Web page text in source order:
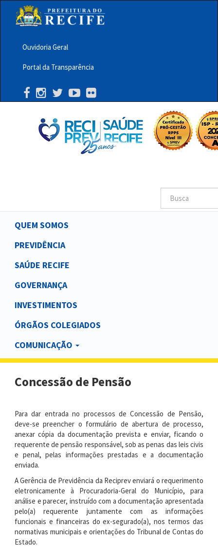
principalMenu
Barra
Topo
PCR
Ouvidoria Geral
Portal da Transparência
Buscar
Main
navigation
QUEM SOMOS
PREVIDÊNCIA
SAÚDE RECIFE
GOVERNANÇA
INVESTIMENTOS
ÓRGÃOS COLEGIADOS
COMUNICAÇÃO
Concessão de Pensão
Para dar entrada no processos de Concessão de Pensão,
deve-se preencher o formulário de abertura de processo,
anexar cópia da documentação prevista e enviar, ficando o
requerente de pensão responsável, sob as penas das leis civis
e penal, pelas informações prestadas e a documentação
enviada.
A Gerência de Previdência da Reciprev enviará o requerimento
eletronicamente à Procuradoria-Geral do Município, para
análise e parecer, instruído com a documentação apresentada
pelo(a) requerente juntamente com as informações
funcionais e financeiras do ex-segurado(a), nos termos das
normativas municipais e orientações do Tribunal de Contas do
Estado.